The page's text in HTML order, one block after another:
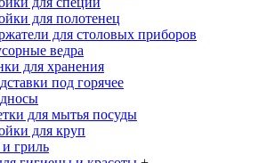
для полотенец
для столовых приборов
ведра
для хранения
под горячее
для мытья посуды
для круп
гриль